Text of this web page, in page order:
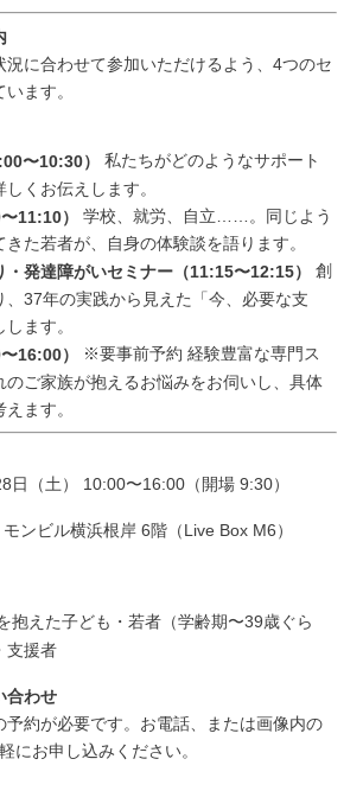
況に合わせて参加いただけるよう、4つのセ
ます。
〜10:30）
私たちがどのようなサポート
くお伝えします。
11:10）
学校、就労、自立……。同じよう
た若者が、自身の体験談を語ります。
発達障がいセミナー（11:15〜12:15）
創
、37年の実践から見えた「今、必要な支
ます。
16:00）
※要事前予約 経験豊富な専門ス
のご家族が抱えるお悩みをお伺いし、具体
ます。
日（土） 10:00〜16:00（開場 9:30）
モンビル横浜根岸 6階（Live Box M6）
抱えた子ども・若者（学齢期〜39歳ぐら
支援者
合わせ
予約が必要です。お電話、または画像内の
にお申し込みください。